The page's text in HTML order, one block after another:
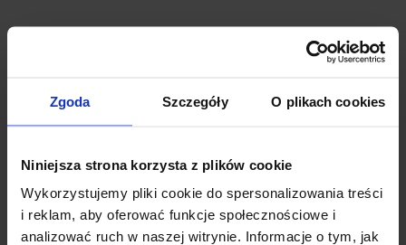
Zgoda Szczegóły O plikach cookies
Niniejsza strona korzysta z plików cookie
Wykorzystujemy pliki cookie do spersonalizowania treści
i reklam, aby oferować funkcje społecznościowe i
analizować ruch w naszej witrynie. Informacje o tym, jak
I_Site zarządzanie flotą wózków widłowych
widłowych? Z I_Site to bardzo proste!
Dowiedz się więcej>